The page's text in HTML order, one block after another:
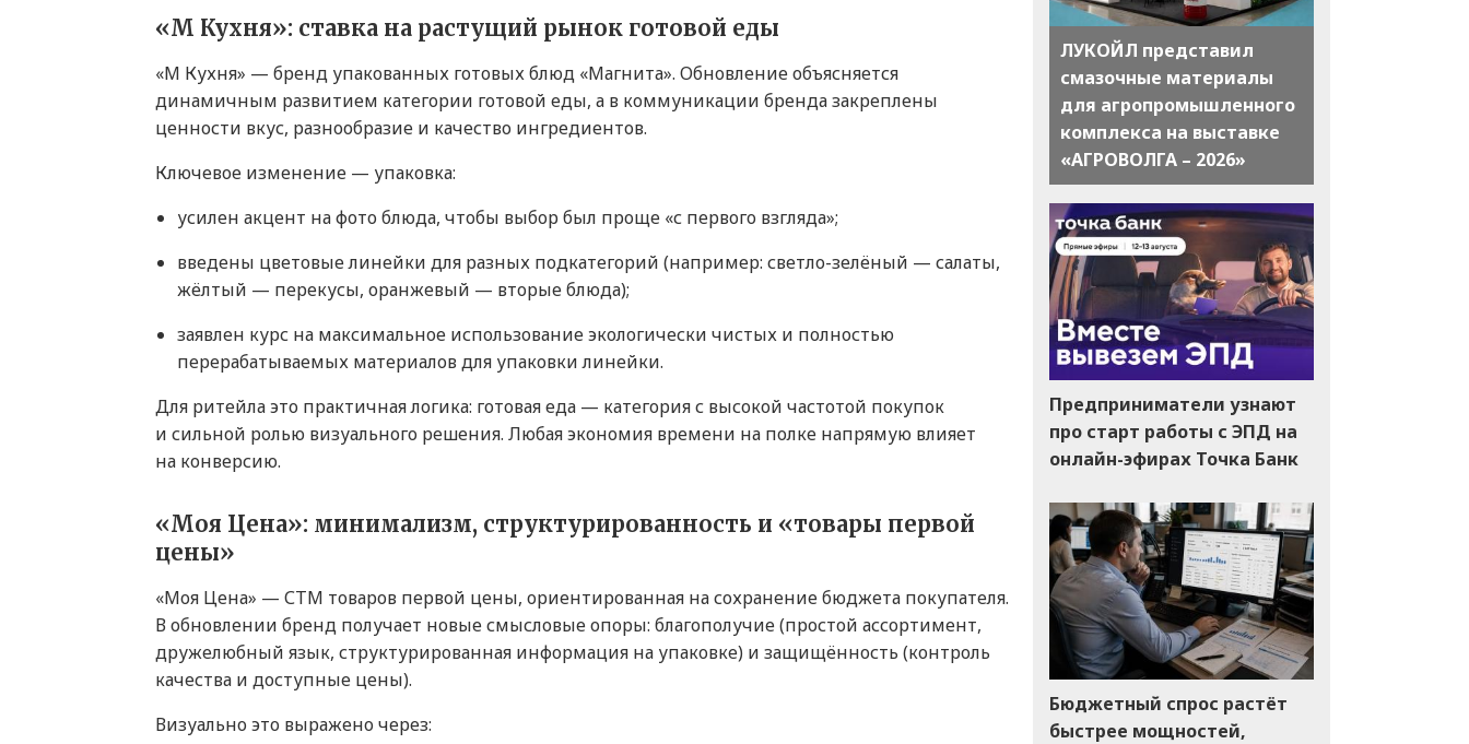
«М Кухня»: ставка на растущий рынок готовой еды
«М Кухня» — бренд упакованных готовых блюд «Магнита». Обновление объясняется
динамичным развитием категории готовой еды, а в коммуникации бренда закреплены
ценности вкус, разнообразие и качество ингредиентов.
Ключевое изменение — упаковка:
усилен акцент на фото блюда, чтобы выбор был проще «с первого взгляда»;
введены цветовые линейки для разных подкатегорий (например: светло-зелёный — салаты,
жёлтый — перекусы, оранжевый — вторые блюда);
заявлен курс на максимальное использование экологически чистых и полностью
перерабатываемых материалов для упаковки линейки.
Для ритейла это практичная логика: готовая еда — категория с высокой частотой покупок
и сильной ролью визуального решения. Любая экономия времени на полке напрямую влияет
на конверсию.
«Моя Цена»: минимализм, структурированность и «товары первой
цены»
«Моя Цена» — СТМ товаров первой цены, ориентированная на сохранение бюджета покупателя.
В обновлении бренд получает новые смысловые опоры: благополучие (простой ассортимент,
дружелюбный язык, структурированная информация на упаковке) и защищённость (контроль
качества и доступные цены).
Визуально это выражено через:
ЛУКОЙЛ представил
смазочные материалы
для агропромышленного
комплекса на выставке
«АГРОВОЛГА – 2026»
Предприниматели узнают
про старт работы с ЭПД на
онлайн-эфирах Точка Банк
Бюджетный спрос растёт
быстрее мощностей,